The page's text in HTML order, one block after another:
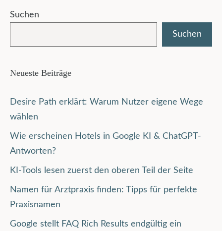
Suchen
Suchen
Neueste Beiträge
Desire Path erklärt: Warum Nutzer eigene Wege
wählen
Wie erscheinen Hotels in Google KI & ChatGPT-
Antworten?
KI-Tools lesen zuerst den oberen Teil der Seite
Namen für Arztpraxis finden: Tipps für perfekte
Praxisnamen
Google stellt FAQ Rich Results endgültig ein